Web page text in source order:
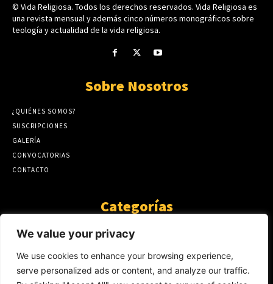
We value your privacy
We use cookies to enhance your browsing experience,
serve personalized ads or content, and analyze our traffic.
© Vida Religiosa. Todos los derechos reservados. Vida Religiosa es
una revista mensual y además cinco números monográficos sobre
teología y actualidad de la vida religiosa.
Sobre Nosotros
¿QUIÉNES SOMOS?
SUSCRIPCIONES
GALERÍA
CONVOCATORIAS
CONTACTO
Categorías
ARTÍCULOS
GUANTE DE SEDA
AL CALOR DE LA PALABRA
Y YO QUE SÉ
423